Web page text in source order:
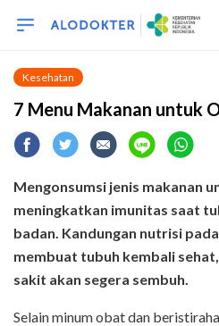
Kesehatan
7 Menu Makanan untuk
Mengonsumsi jenis makanan
meningkatkan imunitas saat
badan. Kandungan nutrisi
membuat tubuh kembali
sakit akan segera sembuh.
Selain minum obat dan